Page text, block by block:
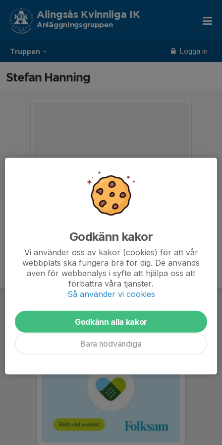
Truppen Logga in
Alingsås Kvinnliga IK
Anläggningsgruppen
Stefan Hanning
Godkänn kakor
Vi använder oss av kakor (cookies) för att vår
webbplats ska fungera bra för dig. De används
även för webbanalys i syfte att hjälpa oss att
förbättra våra tjänster.
Så använder vi cookies
Godkänn alla kakor
Bara nödvändiga